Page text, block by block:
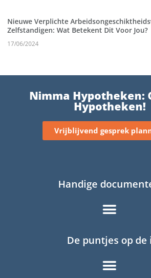
Nieuwe Verplichte
Zelfstandigen: Wat Betekent Dit Voor Jou?
17/06/2024
Nimma Hypotheken:
Hypotheken!
Vrijblijvend gesprek
Handige
De puntjes op de i